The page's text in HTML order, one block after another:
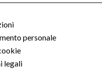
personale
legali